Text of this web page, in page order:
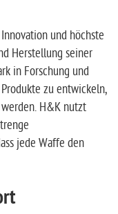
und höchste
Herstellung seiner
in Forschung und
zu entwickeln,
H&K nutzt
jede Waffe den